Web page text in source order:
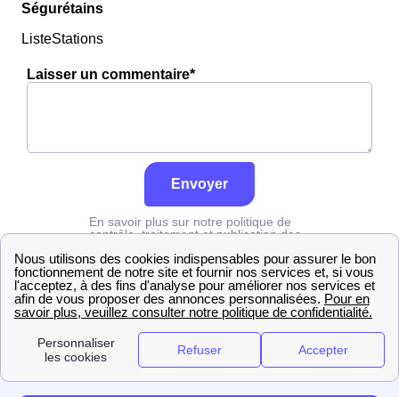
Ségurétains
ListeStations
Laisser un commentaire*
Envoyer
En savoir plus sur notre politique de
contrôle, traitement et publication des
Edf Vaucluse Séguret